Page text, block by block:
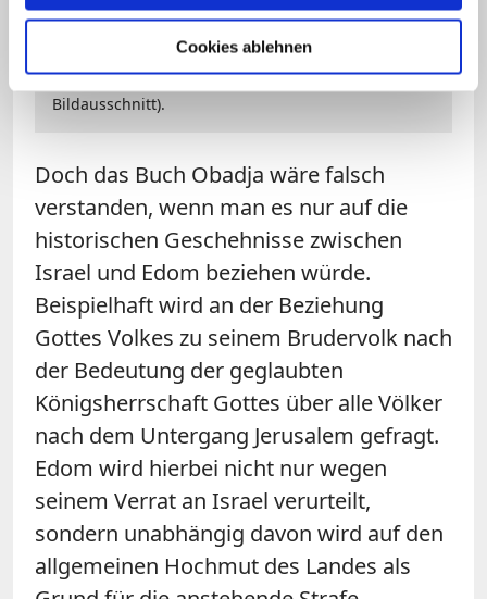
Cookies ablehnen
Der Kirchenvater Hieronymus auf einem Gemälde
von Ludovico Carracci: Der Heilige wird meist als
alter Asket dargestellt, mit seiner Vulgata-
Übersetzung und einem Löwen zu Füßen (nicht im
Bildausschnitt).
Doch das Buch Obadja wäre falsch
verstanden, wenn man es nur auf die
historischen Geschehnisse zwischen
Israel und Edom beziehen würde.
Beispielhaft wird an der Beziehung
Gottes Volkes zu seinem Brudervolk nach
der Bedeutung der geglaubten
Königsherrschaft Gottes über alle Völker
nach dem Untergang Jerusalem gefragt.
Edom wird hierbei nicht nur wegen
seinem Verrat an Israel verurteilt,
sondern unabhängig davon wird auf den
allgemeinen Hochmut des Landes als